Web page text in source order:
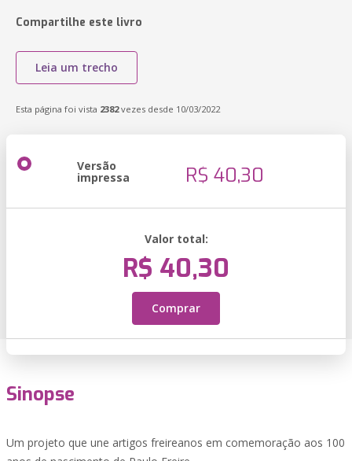
Compartilhe este livro
Leia um trecho
Esta página foi vista 2382vezes desde 10/03/2022
Versão
impressa R$ 40,30
Valor total:
R$ 40,30
Comprar
Sinopse
Um projeto que une artigos freireanos em comemoração aos 100